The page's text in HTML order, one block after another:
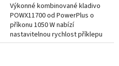
Výkonné kombinované kladivo
POWX11700 od PowerPlus o
příkonu 1050 W nabízí
nastavitelnou rychlost příklepu
mezi 1150 údery/min a 5100